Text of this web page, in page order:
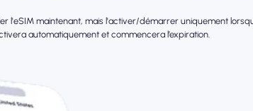
l'eSIM maintenant, mais l'activer/démarrer uniquement
automatiquement et commencera l’expiration.